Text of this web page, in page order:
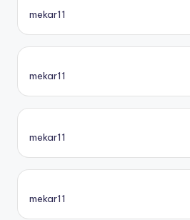
mekar11
mekar11
mekar11
mekar11